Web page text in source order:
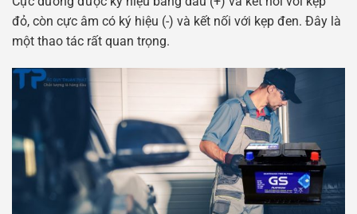
đỏ, còn cực âm có ký hiệu (-) và kết nối với kẹp đen. Đây là
một thao tác rất quan trọng.